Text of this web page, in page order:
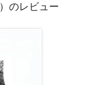
のレビュー